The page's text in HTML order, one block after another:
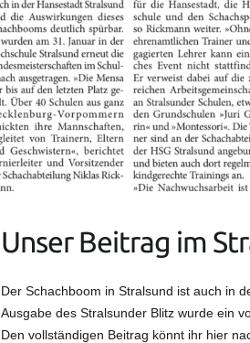
Unser Beitrag im
Der Schachboom in Stralsund ist auch in
Ausgabe des Stralsunder Blitz wurde ein
Den vollständigen Beitrag könnt ihr hier